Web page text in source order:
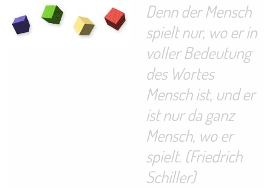
Denn der Mensch
spielt nur, wo er in
voller Bedeutung
des Wortes
Mensch ist, und er
ist nur da ganz
Mensch, wo er
spielt. (Friedrich
Schiller)